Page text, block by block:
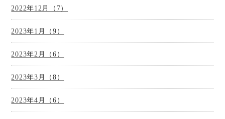
2022年12月（7）
2023年1月（9）
2023年2月（6）
2023年3月（8）
2023年4月（6）